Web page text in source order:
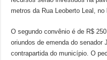
metros da Rua Leoberto Leal,
O segundo convênio é de R$
oriundos de emenda do senador
contrapartida do município. O